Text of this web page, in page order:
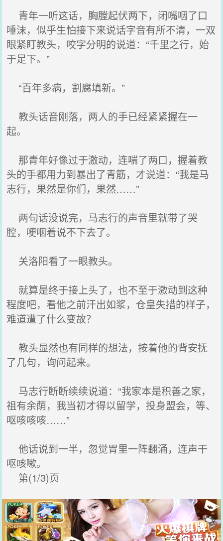
青年一听这话，胸膛起伏两下，闭嘴咽了口
唾沫，似乎生怕接下来说话字音有所不清，一双
眼紧盯教头，咬字分明的说道：“千里之行，始
于足下。”
“百年多病，割腐填新。”
教头话音刚落，两人的手已经紧紧握在一
起。
那青年好像过于激动，连喘了两口，握着教
头的手都用力到暴出了青筋，才说道：“我是马
志行，果然是你们，果然……”
两句话没说完，马志行的声音里就带了哭
腔，哽咽着说不下去了。
关洛阳看了一眼教头。
就算是终于接上头了，也不至于激动到这种
程度吧，看他之前汗出如浆，仓皇失措的样子，
难道遭了什么变故？
教头显然也有同样的想法，按着他的背安抚
了几句，询问起来。
马志行断断续续说道：“我家本是积善之家，
祖有余荫，我当初才得以留学，投身盟会，等、
呕咳咳咳……”
他话说到一半，忽觉胃里一阵翻涌，连声干
呕咳嗽。
第(1/3)页